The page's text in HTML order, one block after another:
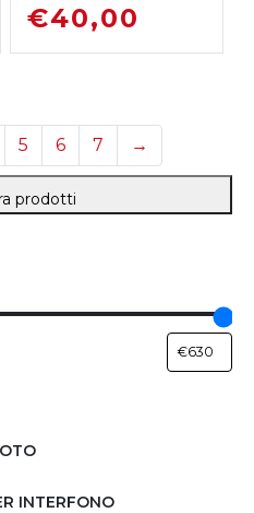
€40,00
5 6 7 →
prodotti
INTERFONO